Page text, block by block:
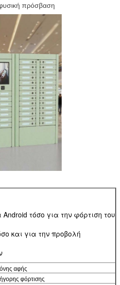
πρόσβαση
τόσο για την φόρτιση του
και για την προβολή
αφής
φόρτισης